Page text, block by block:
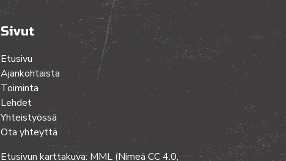
Sivut
Etusivu
Ajankohtaista
Toiminta
Lehdet
Yhteistyössä
Ota yhteyttä
Etusivun karttakuva: MML (Nimeä CC 4.0,